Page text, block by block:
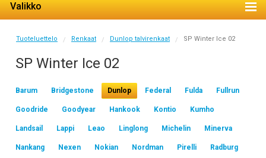
Valikko
Tuoteluettelo / Renkaat / Dunlop talvirenkaat / SP Winter Ice 02
SP Winter Ice 02
Barum Bridgestone Dunlop Federal Fulda Fullrun
Goodride Goodyear Hankook Kontio Kumho
Landsail Lappi Leao Linglong Michelin Minerva
Nankang Nexen Nokian Nordman Pirelli Radburg